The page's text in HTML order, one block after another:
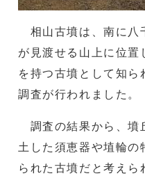
相山古墳は、南に八
が見渡せる山上に位置
を持つ古墳として知
調査が行われました。
調査の結果から、墳
土した須恵器や埴輪の
られた古墳だと考えら